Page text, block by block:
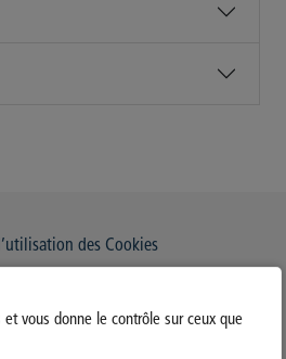
vous donne le contrôle sur ceux que
des Cookies